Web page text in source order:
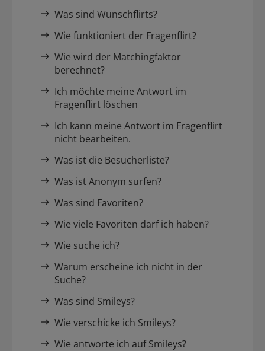
Was sind Wunschflirts?
Wie funktioniert der Fragenflirt?
Wie wird der Matchingfaktor
berechnet?
Ich möchte meine Antwort im
Fragenflirt löschen
Ich kann meine Antwort im Fragenflirt
nicht bearbeiten.
Was ist die Besucherliste?
Was ist Anonym surfen?
Was sind Favoriten?
Wie viele Favoriten darf ich haben?
Wie suche ich?
Warum erscheine ich nicht in der
Suche?
Was sind Smileys?
Wie verschicke ich Smileys?
Wie antworte ich auf Smileys?